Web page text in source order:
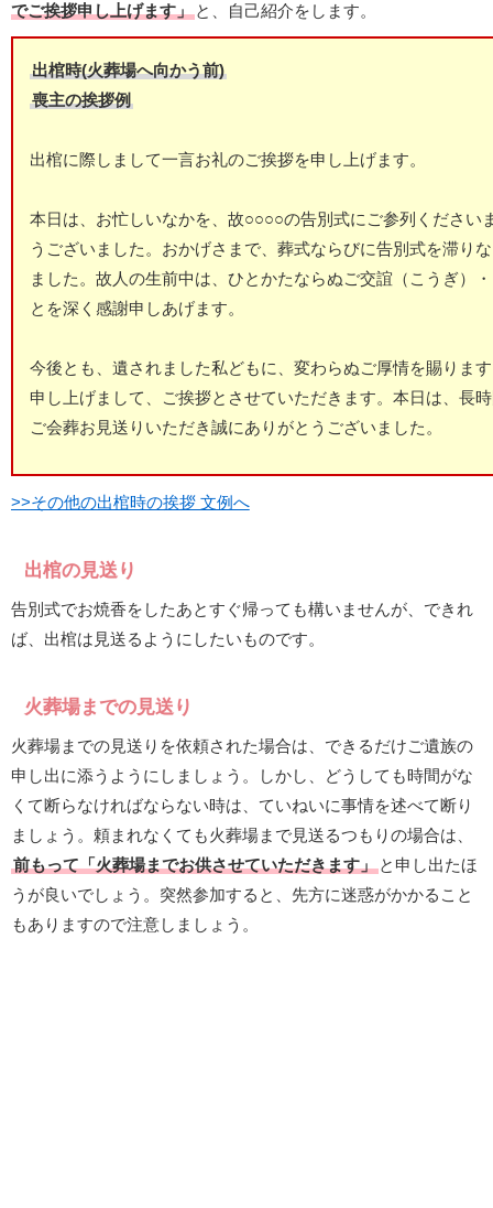
でご挨拶申し上げます」と、自己紹介をします。
出棺時(火葬場へ向かう前)
喪主の挨拶例
出棺に際しまして一言お礼のご挨拶を申し上げます。
本日は、お忙しいなかを、故○○○○の告別式にご参列ください
うございました。おかげさまで、葬式ならびに告別式を滞り
ました。故人の生前中は、ひとかたならぬご交誼（こうぎ）
とを深く感謝申しあげます。
今後とも、遺されました私どもに、変わらぬご厚情を賜りま
申し上げまして、ご挨拶とさせていただきます。本日は、長
ご会葬お見送りいただき誠にありがとうございました。
>>その他の出棺時の挨拶 文例へ
出棺の見送り
告別式でお焼香をしたあとすぐ帰っても構いませんが、できれ
ば、出棺は見送るようにしたいものです。
火葬場までの見送り
火葬場までの見送りを依頼された場合は、できるだけご遺族の
申し出に添うようにしましょう。しかし、どうしても時間がな
くて断らなければならない時は、ていねいに事情を述べて断り
ましょう。頼まれなくても火葬場まで見送るつもりの場合は、
前もって「火葬場までお供させていただきます」と申し出たほ
うが良いでしょう。突然参加すると、先方に迷惑がかかること
もありますので注意しましょう。